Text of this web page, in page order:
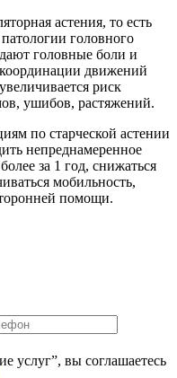
астения, то есть
головного
головные боли и
движений
риск
ушибов, растяжений.
по старческой астении
непреднамеренное
за 1 год, снижаться
мобильность,
помощи.
услуг”, вы соглашаетесь